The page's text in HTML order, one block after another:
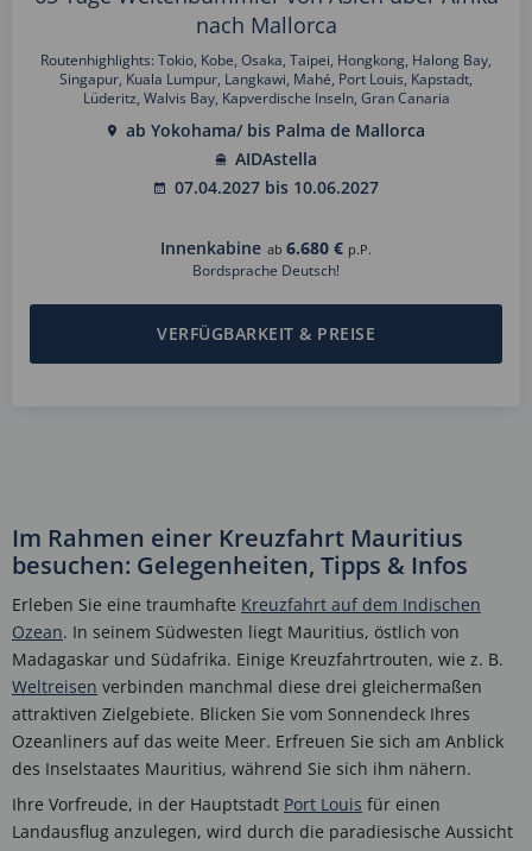
nach Mallorca
Routenhighlights: Tokio, Kobe, Osaka, Taipei, Hongkong, Halong Bay,
Singapur, Kuala Lumpur, Langkawi, Mahé, Port Louis, Kapstadt,
Lüderitz, Walvis Bay, Kapverdische Inseln, Gran Canaria
ab Yokohama/ bis Palma de Mallorca
AIDAstella
07.04.2027 bis 10.06.2027
Innenkabine ab 6.680 € p.P.
Bordsprache Deutsch!
VERFÜGBARKEIT & PREISE
Im Rahmen einer Kreuzfahrt Mauritius
besuchen: Gelegenheiten, Tipps & Infos
Erleben Sie eine traumhafte Kreuzfahrt auf dem Indischen
Ozean. In seinem Südwesten liegt Mauritius, östlich von
Madagaskar und Südafrika. Einige Kreuzfahrtrouten, wie z. B.
Weltreisen verbinden manchmal diese drei gleichermaßen
attraktiven Zielgebiete. Blicken Sie vom Sonnendeck Ihres
Ozeanliners auf das weite Meer. Erfreuen Sie sich am Anblick
des Inselstaates Mauritius, während Sie sich ihm nähern.
Ihre Vorfreude, in der Hauptstadt Port Louis für einen
Landausflug anzulegen, wird durch die paradiesische Aussicht